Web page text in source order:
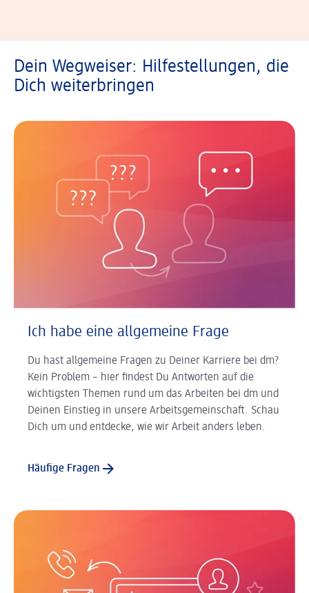
Dein Wegweiser: Hilfestellungen, die
Dich weiterbringen
Ich habe eine allgemeine Frage
Du hast allgemeine Fragen zu Deiner Karriere bei dm?
Kein Problem – hier findest Du Antworten auf die
wichtigsten Themen rund um das Arbeiten bei dm und
Deinen Einstieg in unsere Arbeitsgemeinschaft. Schau
Dich um und entdecke, wie wir Arbeit anders leben.
Häufige Fragen